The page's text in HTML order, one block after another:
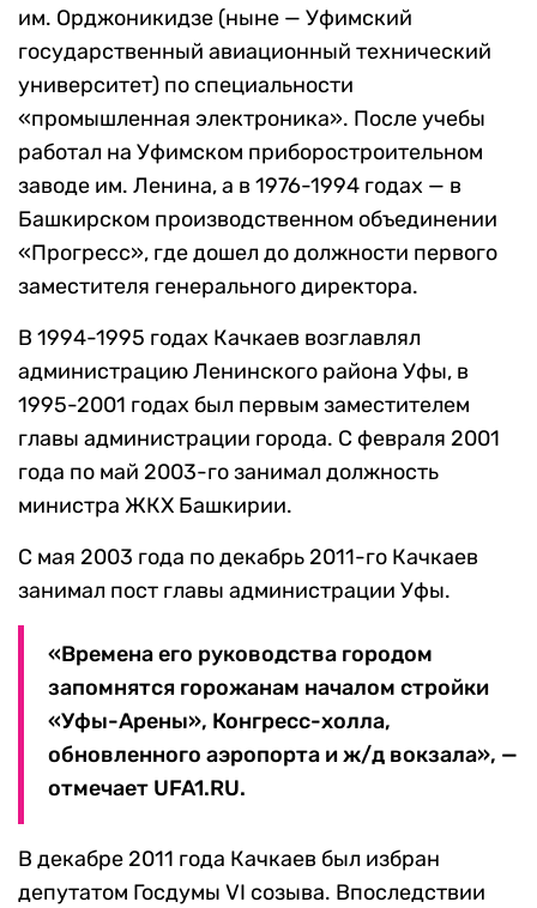
им. Орджоникидзе (ныне — Уфимский
государственный авиационный технический
университет) по специальности
«промышленная электроника». После учебы
работал на Уфимском приборостроительном
заводе им. Ленина, а в 1976-1994 годах — в
Башкирском производственном объединении
«Прогресс», где дошел до должности первого
заместителя генерального директора.
В 1994-1995 годах Качкаев возглавлял
администрацию Ленинского района Уфы, в
1995-2001 годах был первым заместителем
главы администрации города. С февраля 2001
года по май 2003-го занимал должность
министра ЖКХ Башкирии.
С мая 2003 года по декабрь 2011-го Качкаев
занимал пост главы администрации Уфы.
«Времена его руководства городом
запомнятся горожанам началом стройки
«Уфы-Арены», Конгресс-холла,
обновленного аэропорта и ж/д вокзала», —
отмечает UFA1.RU.
В декабре 2011 года Качкаев был избран
депутатом Госдумы VI созыва. Впоследствии